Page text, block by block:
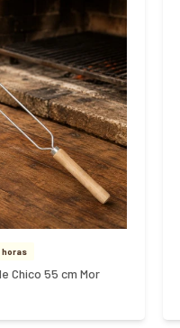
horas
Chico 55 cm Mor